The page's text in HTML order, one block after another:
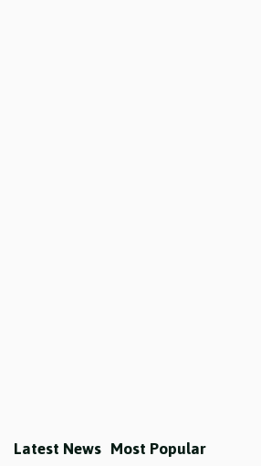
Latest News Most Popular